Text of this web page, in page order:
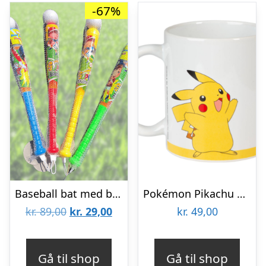
-67%
Baseball bat med bold til børn – Rød
kr.89,00 Den
kr. 29,00Den
Gå til shop
Pokémon Pikachu krus
kr. 49,00
Gå til shop